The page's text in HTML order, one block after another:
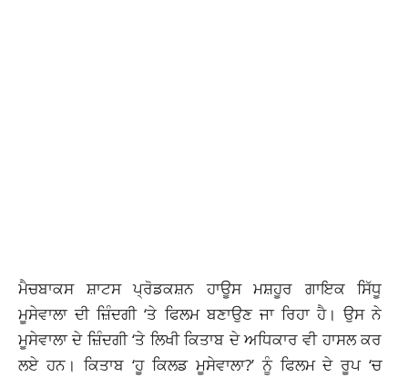
ਮੈਚਬਾਕਸ ਸ਼ਾਟਸ ਪ੍ਰੋਡਕਸ਼ਨ ਹਾਊਸ ਮਸ਼ਹੂਰ ਗਾਇਕ ਸਿੱਧੂ
ਮੂਸੇਵਾਲਾ ਦੀ ਜ਼ਿੰਦਗੀ ‘ਤੇ ਫਿਲਮ ਬਣਾਉਣ ਜਾ ਰਿਹਾ ਹੈ। ਉਸ ਨੇ
ਮੂਸੇਵਾਲਾ ਦੇ ਜ਼ਿੰਦਗੀ ‘ਤੇ ਲਿਖੀ ਕਿਤਾਬ ਦੇ ਅਧਿਕਾਰ ਵੀ ਹਾਸਲ ਕਰ
ਲਏ ਹਨ। ਕਿਤਾਬ ‘ਹੂ ਕਿਲਡ ਮੂਸੇਵਾਲਾ?’ ਨੂੰ ਫਿਲਮ ਦੇ ਰੂਪ ‘ਚ